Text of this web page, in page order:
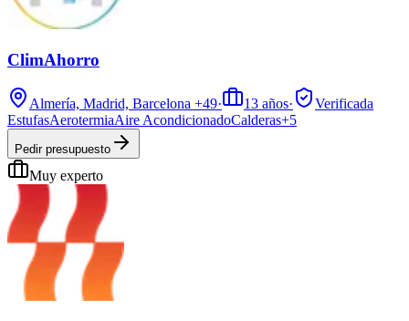
ClimAhorro
Almería, Madrid, Barcelona +49· 13 años·
Verificada
EstufasAerotermiaAire AcondicionadoCalderas+5
Pedir presupuesto
Muy experto